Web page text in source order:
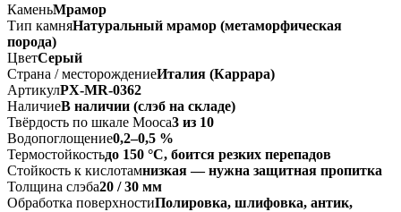
КаменьМрамор
Тип камняНатуральный мрамор (метаморфическая
порода)
ЦветСерый
Страна / месторождениеИталия (Каррара)
АртикулPX-MR-0362
НаличиеВ наличии (слэб на складе)
Твёрдость по шкале Мооса3 из 10
Водопоглощение0,2–0,5 %
Термостойкостьдо 150 °C, боится резких перепадов
Стойкость к кислотамнизкая — нужна защитная пропитка
Толщина слэба20 / 30 мм
Обработка поверхностиПолировка, шлифовка, антик,